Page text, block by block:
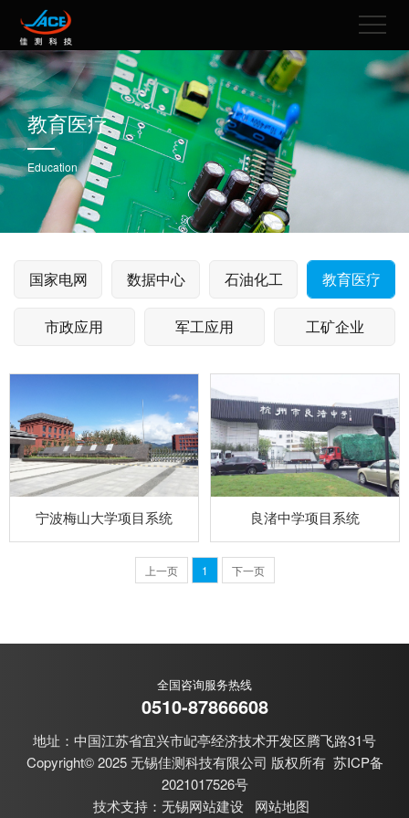
教育医疗
Education
国家电网 数据中心 石油化工 教育医疗
市政应用 军工应用 工矿企业
宁波梅山大学项目系统 良渚中学项目系统
上一页 1 下一页
全国咨询服务热线
0510-87866608
地址：中国江苏省宜兴市屺亭经济技术开发区腾飞路31号
Copyright© 2025 无锡佳测科技有限公司 版权所有 苏ICP备
2021017526号
技术支持： 无锡网站建设 网站地图